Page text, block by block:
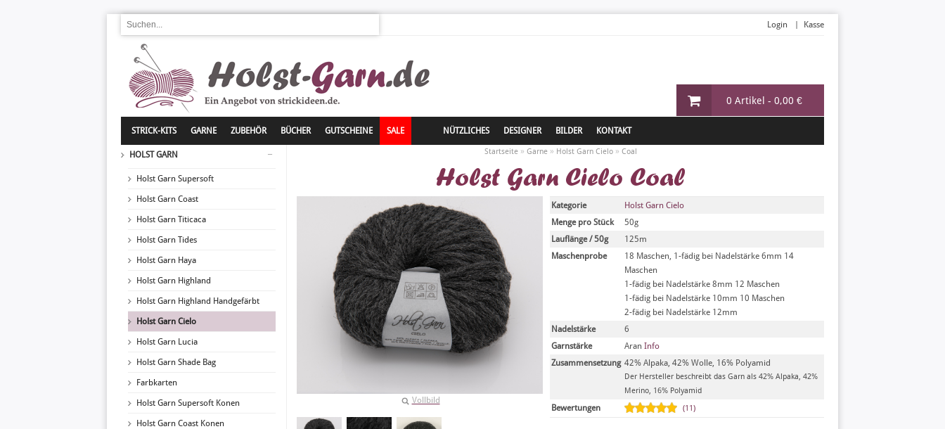
0 Artikel - 0,00 €
Login Kasse
STRICK-KITS GARNE ZUBEHÖR BÜCHER GUTSCHEINE SALE NÜTZLICHES DESIGNER BILDER KONTAKT
HOLST GARN
Holst Garn Supersoft
Holst Garn Coast
Holst Garn Titicaca
Holst Garn Tides
Holst Garn Haya
Holst Garn Highland
Holst Garn Highland Handgefärbt
Holst Garn Cielo
Holst Garn Lucia
Holst Garn Shade Bag
Farbkarten
Holst Garn Supersoft Konen
Holst Garn Coast Konen
Startseite» Garne» Holst Garn Cielo» Coal
Holst Garn Cielo Coal
Vollbild
Kategorie
Holst Garn Cielo
Menge pro Stück
50g
Lauflänge / 50g
125m
Maschenprobe
18 Maschen, 1-fädig bei Nadelstärke 6mm 14
Maschen
1-fädig bei Nadelstärke 8mm 12 Maschen
1-fädig bei Nadelstärke 10mm 10 Maschen
2-fädig bei Nadelstärke 12mm
Nadelstärke
6
Garnstärke
Aran Info
Zusammensetzung 42% Alpaka, 42% Wolle, 16% Polyamid
Der Hersteller beschreibt das Garn als 42% Alpaka, 42%
Merino, 16% Polyamid
Bewertungen (11)